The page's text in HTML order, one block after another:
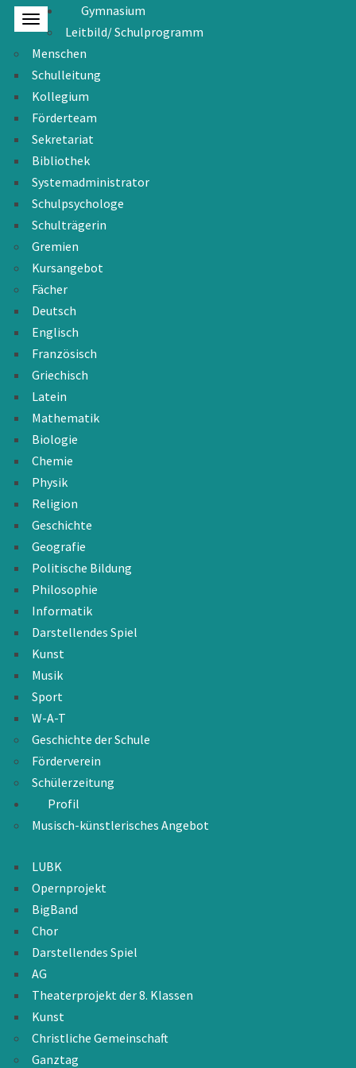
Gymnasium
Leitbild/ Schulprogramm
Menschen
Schulleitung
Kollegium
Förderteam
Sekretariat
Bibliothek
Systemadministrator
Schulpsychologe
Schulträgerin
Gremien
Kursangebot
Fächer
Deutsch
Englisch
Französisch
Griechisch
Latein
Mathematik
Biologie
Chemie
Physik
Religion
Geschichte
Geografie
Politische Bildung
Philosophie
Informatik
Darstellendes Spiel
Kunst
Musik
Sport
W-A-T
Geschichte der Schule
Förderverein
Schülerzeitung
Profil
Musisch-künstlerisches Angebot
LUBK
Opernprojekt
BigBand
Chor
Darstellendes Spiel
AG
Theaterprojekt der 8. Klassen
Kunst
Christliche Gemeinschaft
Ganztag